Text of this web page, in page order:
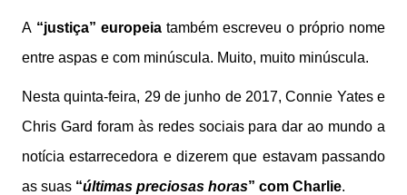
A “justiça” europeia também escreveu o próprio nome
entre aspas e com minúscula. Muito, muito minúscula.
Nesta quinta-feira, 29 de junho de 2017, Connie Yates e
Chris Gard foram às redes sociais para dar ao mundo a
notícia estarrecedora e dizerem que estavam passando
as suas “últimas preciosas horas” com Charlie.